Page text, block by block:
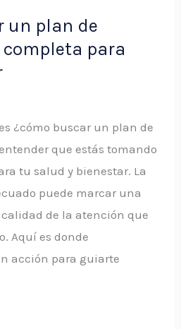
un plan de
completa para
¿cómo buscar un plan de
que estás tomando
tu salud y bienestar. La
puede marcar una
de la atención que
Aquí es donde
acción para guiarte